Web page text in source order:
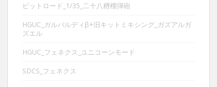
ピットロード_1/35_二十八糎榴弾砲
HGUC_ガルバルディβ+旧キットミキシング_ガズアルガ
ズエル
HGUC_フェネクス_ユニコーンモード
SDCS_フェネクス